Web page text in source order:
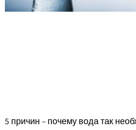
5 причин – почему вода так